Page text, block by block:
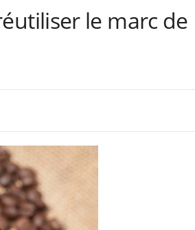
le marc de